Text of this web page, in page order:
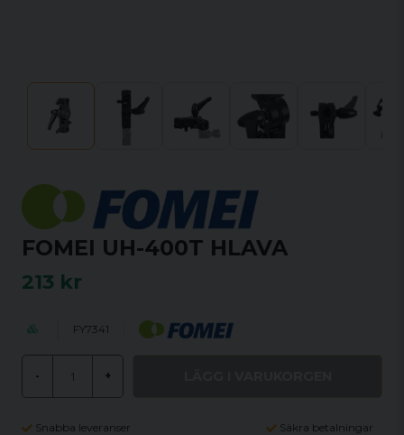
FOMEI UH-400T HLAVA
213 kr
FY7341
- +
Snabba leveranser Säkra betalningar